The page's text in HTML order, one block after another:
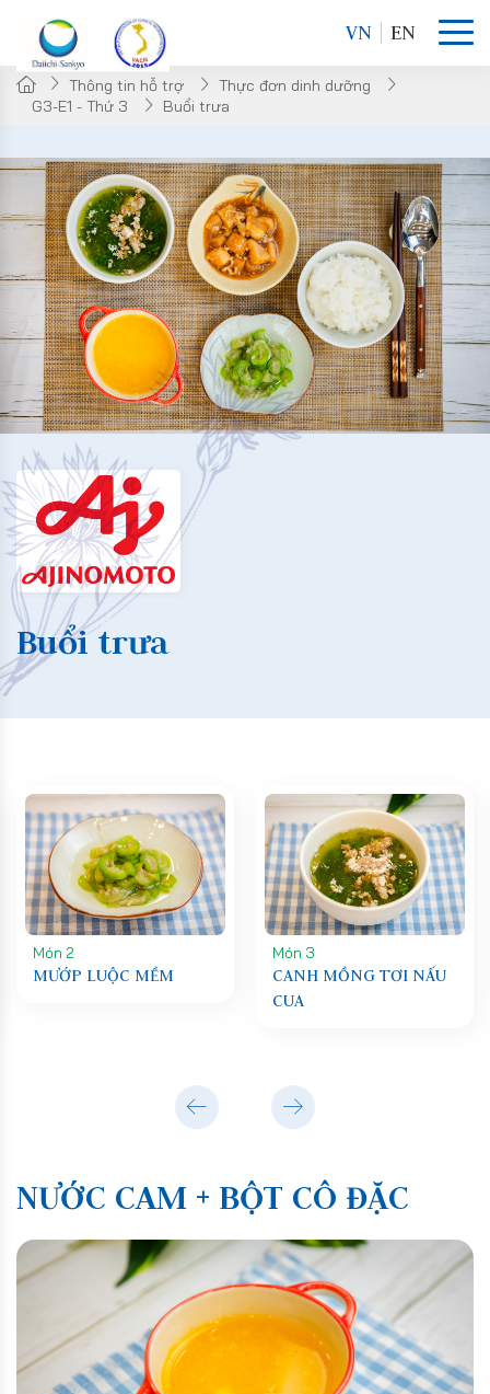
VN EN
Thông tin hỗ trợ
Thực đơn dinh dưỡng
G3-E1 - Thứ 3
Buổi trưa
Buổi trưa
Món 2
MƯỚP LUỘC MỀM
Món 3
CANH MỒNG TƠI NẤU
CUA
NƯỚC CAM + BỘT CÔ ĐẶC